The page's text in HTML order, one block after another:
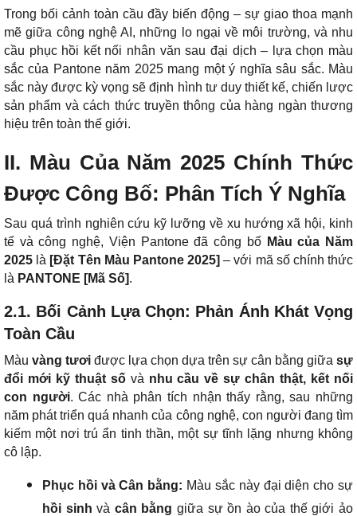
Trong bối cảnh toàn cầu đầy biến động – sự giao thoa mạnh
mẽ giữa công nghệ AI, những lo ngại về môi trường, và nhu
cầu phục hồi kết nối nhân văn sau đại dịch – lựa chọn màu
sắc của Pantone năm 2025 mang một ý nghĩa sâu sắc. Màu
sắc này được kỳ vọng sẽ định hình tư duy thiết kế, chiến lược
sản phẩm và cách thức truyền thông của hàng ngàn thương
hiệu trên toàn thế giới.
II. Màu Của Năm 2025 Chính Thức
Được Công Bố: Phân Tích Ý Nghĩa
Sau quá trình nghiên cứu kỹ lưỡng về xu hướng xã hội, kinh
tế và công nghệ, Viện Pantone đã công bố Màu của Năm
2025 là [Đặt Tên Màu Pantone 2025] – với mã số chính thức
là PANTONE [Mã Số].
2.1. Bối Cảnh Lựa Chọn: Phản Ánh Khát Vọng
Toàn Cầu
Màu vàng tươi được lựa chọn dựa trên sự cân bằng giữa sự
đổi mới kỹ thuật sốvà nhu cầu về sự chân thật, kết nối
con người. Các nhà phân tích nhận thấy rằng, sau những
năm phát triển quá nhanh của công nghệ, con người đang tìm
kiếm một nơi trú ẩn tinh thần, một sự tĩnh lặng nhưng không
cô lập.
Phục hồi và Cân bằng: Màu sắc này đại diện cho sự
hồi sinh và cân bằng giữa sự ồn ào của thế giới ảo